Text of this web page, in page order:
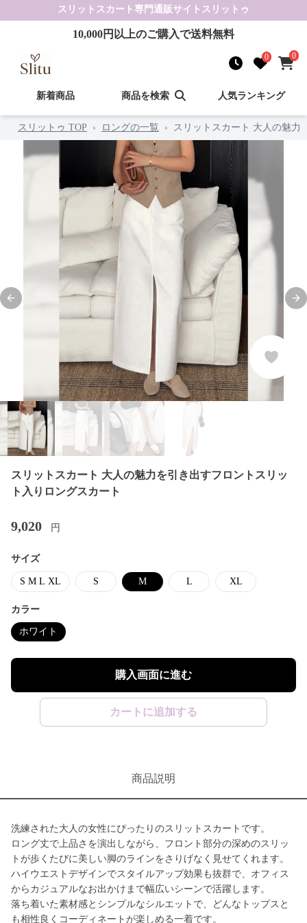
スリットスカート 専門通販サイト スリットゥ
10,000円以上のご購入で送料無料
0 0
新着商品 商品を検索 人気ランキング
スリットゥ TOP › ロングの一覧 › スリットスカート 大人の魅力
Previous slide
スリットスカート 大人の魅力を引き出すフロントスリッ
ト入りロングスカート
9,020 円
サイズ
S M L XL S M L XL
カラー
ホワイト
購入画面に進む
カートに追加する
商品説明
洗練された大人の女性にぴったりのスリットスカートです。
ロング丈で上品さを演出しながら、フロント部分の深めのスリッ
トが歩くたびに美しい脚のラインをさりげなく見せてくれます。
ハイウエストデザインでスタイルアップ効果も抜群で、オフィス
からカジュアルなお出かけまで幅広いシーンで活躍します。
落ち着いた素材感とシンプルなシルエットで、どんなトップスと
も相性良くコーディネートが楽しめる一着です。